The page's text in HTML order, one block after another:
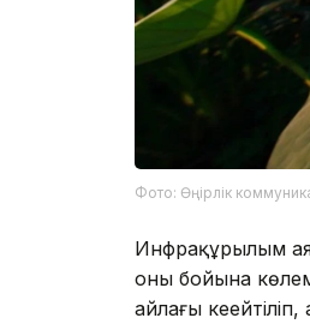
Фото: Өңірлік
Инфрақұрылым
оның бойына
айлағы